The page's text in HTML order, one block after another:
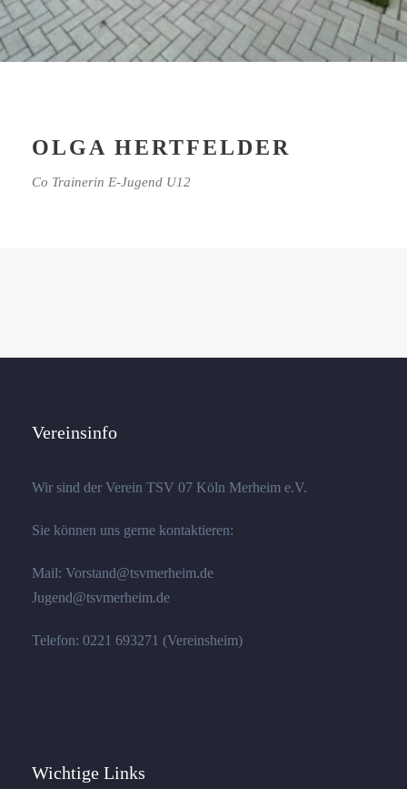
OLGA HERTFELDER
Co Trainerin E-Jugend U12
Vereinsinfo
Wir sind der Verein TSV 07 Köln Merheim e.V.
Sie können uns gerne kontaktieren:
Mail: Vorstand@tsvmerheim.de
Jugend@tsvmerheim.de
Telefon: 0221 693271 (Vereinsheim)
Wichtige Links